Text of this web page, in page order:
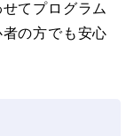
てプログラム
の方でも安心